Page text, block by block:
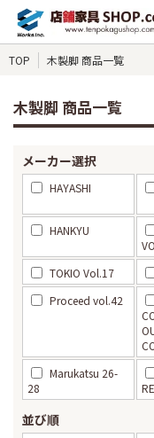
TOP 木製脚 商品一覧
木製脚 商品一覧
メーカー選択
HAYASHI
HANKYU
TOKIO Vol.17
Proceed vol.42
Marukatsu 26-
28
並び順